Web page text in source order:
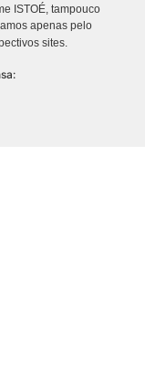
ISTOÉ, tampouco
apenas pelo
sites.